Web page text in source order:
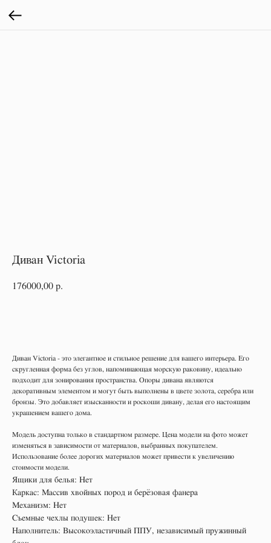
Диван Victoria
176000,00 р.
Диван Victoria - это элегантное и стильное решение для вашего интерьера. Его
скругленная форма без углов, напоминающая морскую раковину, идеально
подходит для зонирования пространства. Опоры дивана являются
декоративным элементом и могут быть выполнены в цвете золота, серебра или
бронзы. Это добавляет изысканности и роскоши дивану, делая его настоящим
украшением вашего дома.
Модель доступна только в стандартном размере. Цена модели на фото может
изменяться в зависимости от материалов, выбранных покупателем.
Использование более дорогих материалов может привести к увеличению
стоимости модели.
Ящики для белья: Нет
Каркас: Массив хвойных пород и берёзовая фанера
Механизм: Нет
Съемные чехлы подушек: Нет
Наполнитель: Высокоэластичный ППУ, независимый пружинный